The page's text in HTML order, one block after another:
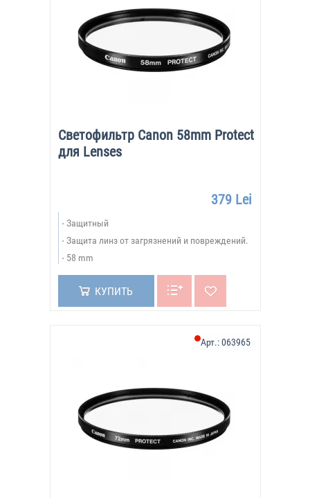
Светофильтр Canon 58mm Protect
для Lenses
379 Lei
Защитный
Защита линз от загрязнений и повреждений.
58 mm
КУПИТЬ
Арт.:063965